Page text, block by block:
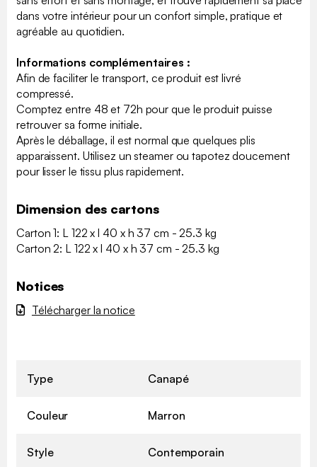
dans votre intérieur pour un confort simple, pratique et
agréable au quotidien.
Informations complémentaires :
Afin de faciliter le transport, ce produit est livré
compressé.
Comptez entre 48 et 72h pour que le produit puisse
retrouver sa forme initiale.
Après le déballage, il est normal que quelques plis
apparaissent. Utilisez un steamer ou tapotez doucement
pour lisser le tissu plus rapidement.
Dimension des cartons
Carton 1: L 122 x l 40 x h 37 cm - 25.3 kg
Carton 2: L 122 x l 40 x h 37 cm - 25.3 kg
Notices
Télécharger la notice
Type Canapé
Couleur Marron
Style Contemporain